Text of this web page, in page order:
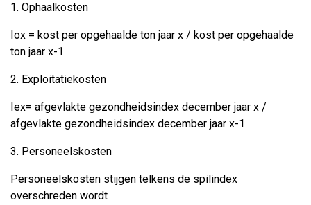
1. Ophaalkosten
Iox = kost per opgehaalde ton jaar x / kost per opgehaalde
ton jaar x-1
2. Exploitatiekosten
Iex= afgevlakte gezondheidsindex december jaar x /
afgevlakte gezondheidsindex december jaar x-1
3. Personeelskosten
Personeelskosten stijgen telkens de spilindex
overschreden wordt